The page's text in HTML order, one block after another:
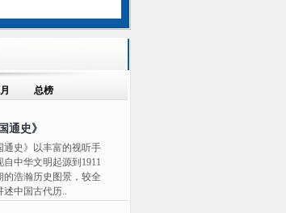
总榜
通史》
通史》以丰富的视听手
自中华文明起源到1911
的浩瀚历史图景，较全
述中国古代历..